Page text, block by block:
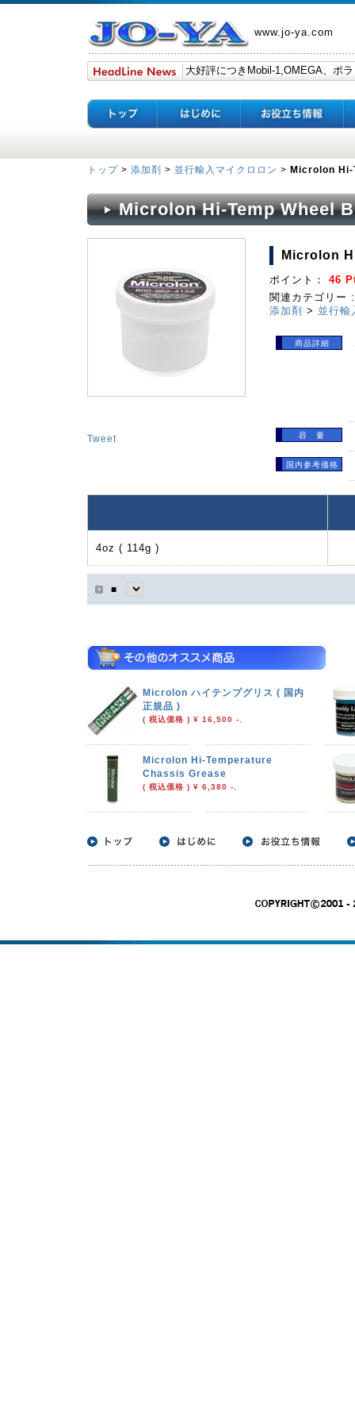
www.jo-ya.com
トップ > 添加剤 > 並行輸入マイクロロン > Microlon Hi-
Microlon Hi-Temp Wheel
Tweet
Microlon
ポイント： 46
関連カテゴリー :
添加剤 > 並行輸
商品詳細
容 量
国内参考価格
4oz ( 114g )
■
Microlon ハイテンプグリス ( 国内
正規品 )
( 税込価格 ) ¥ 16,500 -.
Microlon Hi-Temperature
Chassis Grease
( 税込価格 ) ¥ 6,380 -.